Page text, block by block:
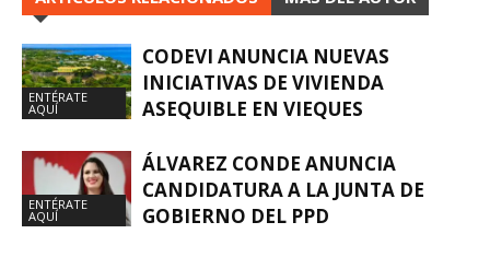
ENTÉRATE
AQUÍ
CODEVI ANUNCIA NUEVAS
INICIATIVAS DE VIVIENDA
ASEQUIBLE EN VIEQUES
ENTÉRATE
AQUÍ
ÁLVAREZ CONDE ANUNCIA
CANDIDATURA A LA JUNTA DE
GOBIERNO DEL PPD